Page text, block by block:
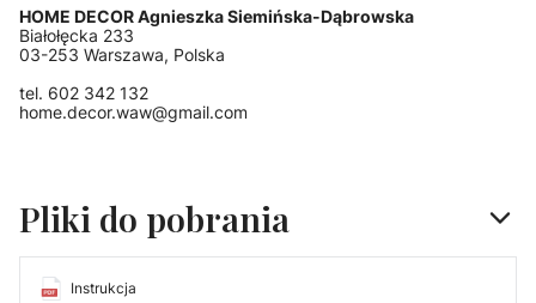
HOME DECOR Agnieszka Siemińska-Dąbrowska
Białołęcka 233
03-253 Warszawa, Polska
tel. 602 342 132
home.decor.waw@gmail.com
Pliki do pobrania
Instrukcja